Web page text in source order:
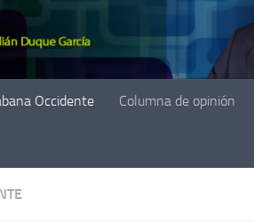
Occidente Columna de opinión